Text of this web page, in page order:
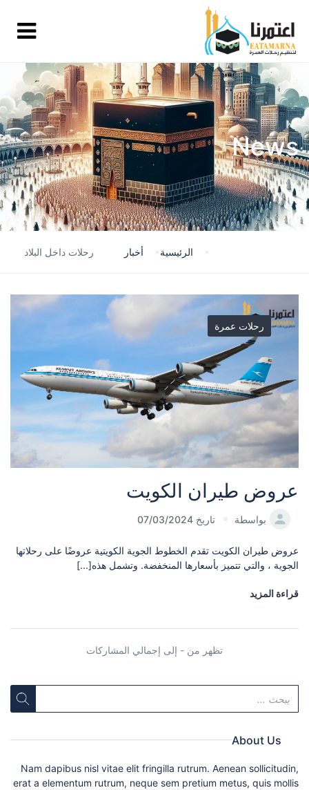
News
الرئيسية أخبار رحلات داخل البلاد
رحلات عمرة
عروض طيران الكويت
بواسطة تاريخ 07/03/2024
عروض طيران الكويت تقدم الخطوط الجوية الكويتية عروضًا على رحلاتها
الجوية ، والتي تتميز بأسعارها المنخفضة. وتشمل هذه[...]
قراءة المزيد
تظهر من - إلى إجمالي المشاركات
About Us
Nam dapibus nisl vitae elit fringilla rutrum. Aenean sollicitudin,
erat a elementum rutrum, neque sem pretium metus, quis mollis